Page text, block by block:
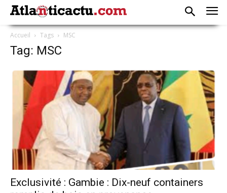
Accueil Tags MSC
Tag: MSC
Exclusivité : Gambie : Dix-neuf containers